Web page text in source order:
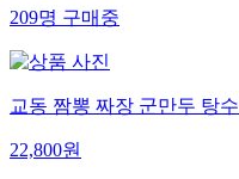
209명구매중
교동 짬뽕 짜장 군만두 탕
22,800원